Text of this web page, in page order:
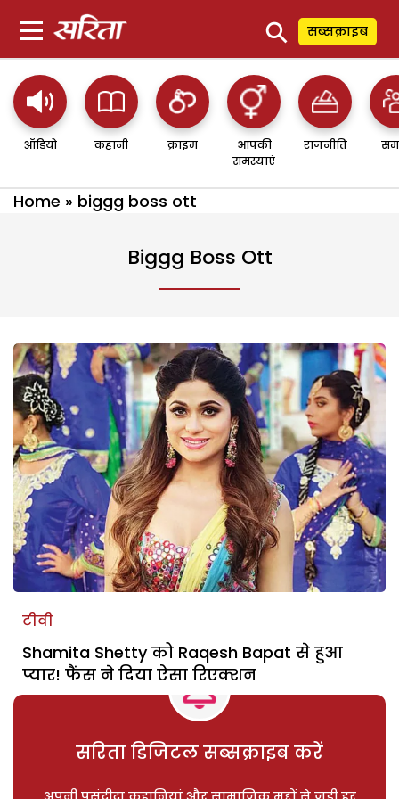
⚲ सब्सक्राइब
ऑडियो कहानी क्राइम
आपकी
समस्याएं
राजनीति
Home » biggg boss ott
Biggg Boss Ott
टीवी
Shamita Shetty को Raqesh Bapat से हुआ
प्यार! फैंस ने दिया ऐसा रिएक्शन
सरिता डिजिटल सब्सक्राइब करें